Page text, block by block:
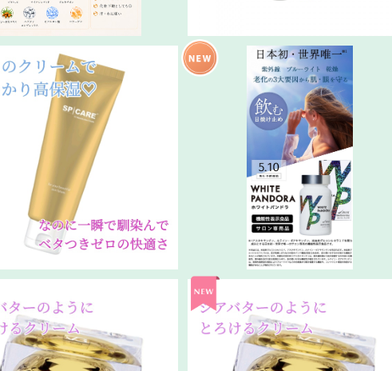
ハンド&アームクリーム
¥2,800
日本初配合飲む日焼け止めホワイトパ
ンドラ
¥8,300